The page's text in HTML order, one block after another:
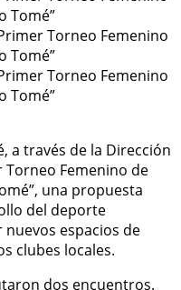
a través de la Dirección
Femenino de
una propuesta
del deporte
espacios de
clubes locales.
dos encuentros.